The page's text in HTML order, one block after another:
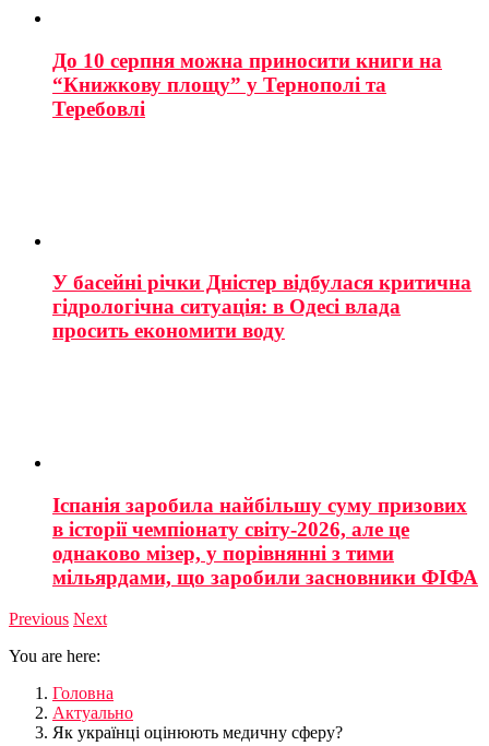
До 10 серпня можна приносити книги на
“Книжкову площу” у Тернополі та
Теребовлі
У басейні річки Дністер відбулася критична
гідрологічна ситуація: в Одесі влада
просить економити воду
Іспанія заробила найбільшу суму призових
в історії чемпіонату світу-2026, але це
однаково мізер, у порівнянні з тими
мільярдами, що заробили засновники ФІФА
Previous Next
You are here:
Головна
Актуально
Як українці оцінюють медичну сферу?